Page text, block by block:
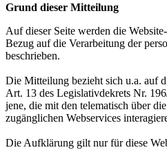
Grund dieser Mitteilung
Auf dieser Seite werden die
Bezug auf die Verarbeitung der
beschrieben.
Die Mitteilung bezieht sich u.a. auf
Art. 13 des Legislativdekrets Nr.
jene, die mit den telematisch über
zugänglichen Webservices
Die Aufklärung gilt nur für diese